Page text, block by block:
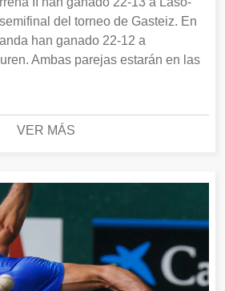
del torneo de Gasteiz. En
han ganado 22-12 a
Ambas parejas estarán en las
VER MÁS